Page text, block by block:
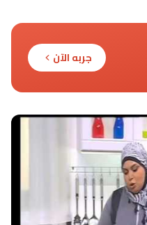
جربه الآن